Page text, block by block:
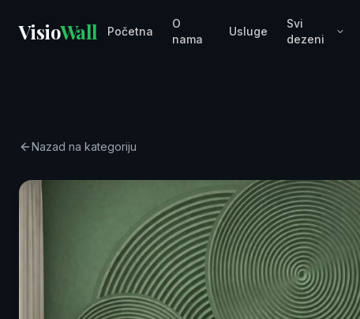
VisioWall Početna
O
nama
Usluge
Svi
dezeni
Nazad na kategoriju